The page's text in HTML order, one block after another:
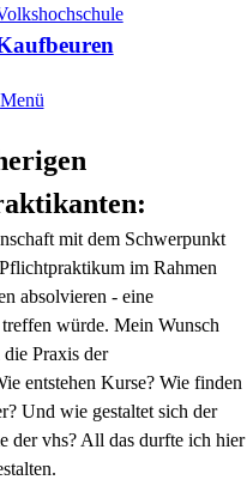
Menü
mit dem Schwerpunkt
im Rahmen
absolvieren - eine
würde. Mein Wunsch
Praxis der
entstehen Kurse? Wie finden
Und wie gestaltet sich der
der vhs? All das durfte ich hier